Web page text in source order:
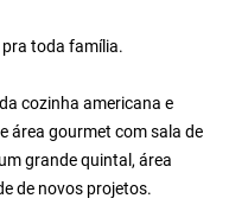
toda família.
cozinha americana e
área gourmet com sala de
grande quintal, área
de novos projetos.